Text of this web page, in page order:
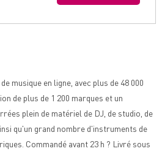
musique en ligne, avec plus de 48 000
de plus de 1 200 marques et un
plein de matériel de DJ, de studio, de
qu'un grand nombre d'instruments de
Commandé avant 23 h ? Livré sous